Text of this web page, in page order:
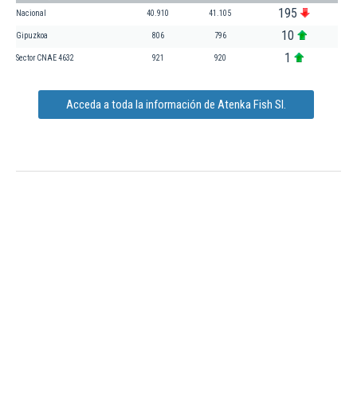
Nacional 40.910 41.105 195
Gipuzkoa 806 796 10
Sector CNAE 4632 921 920 1
Acceda a toda la información de Atenka Fish Sl.